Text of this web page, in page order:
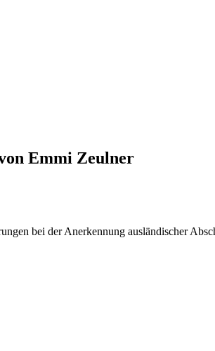
Emmi Zeulner
bei der Anerkennung ausländischer